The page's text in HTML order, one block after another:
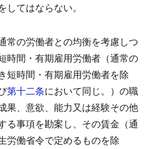
てはならない。
常の労働者との均衡を考慮しつ
時間・有期雇用労働者（通常の
短時間・有期雇用労働者を除
第十二条において同じ。）の職
果、意欲、能力又は経験その他
る事項を勘案し、その賃金（通
労働省令で定めるものを除